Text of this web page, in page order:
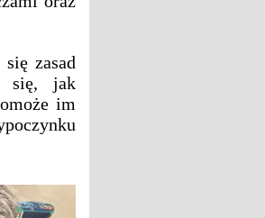
zasad
się, jak
im